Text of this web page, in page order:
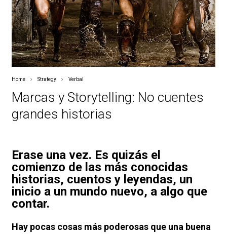
Home Strategy Verbal
Marcas y Storytelling: No cuentes
grandes historias
Erase una vez. Es quizás el
comienzo de las más conocidas
historias, cuentos y leyendas, un
inicio a un mundo nuevo, a algo que
contar.
Hay pocas cosas más poderosas que una buena